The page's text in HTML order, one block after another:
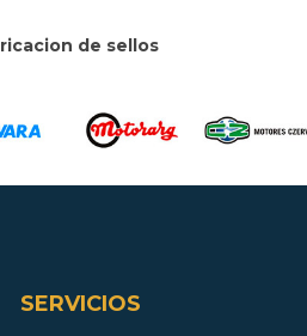
de sellos
SERVICIOS